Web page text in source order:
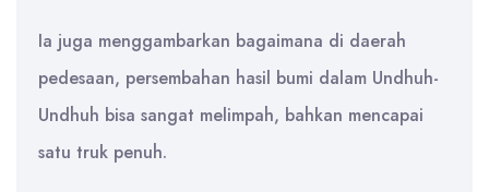
Ia juga menggambarkan bagaimana di daerah
pedesaan, persembahan hasil bumi dalam Undhuh-
Undhuh bisa sangat melimpah, bahkan mencapai
satu truk penuh.